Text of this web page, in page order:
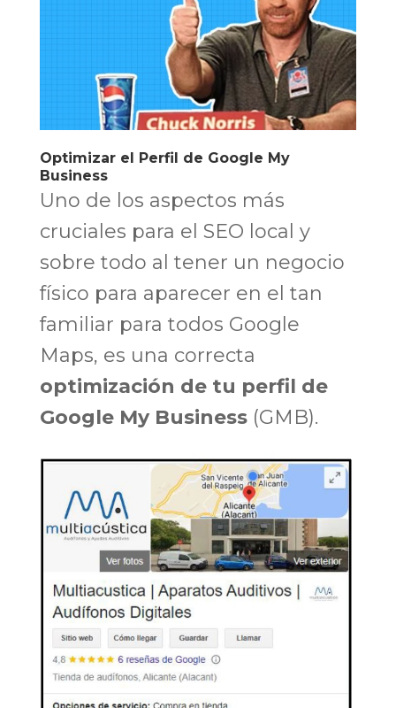
Optimizar el Perfil de Google My
Business
Uno de los aspectos más
cruciales para el SEO local y
sobre todo al tener un negocio
físico para aparecer en el tan
familiar para todos Google
Maps, es una correcta
optimización de tu perfil de
Google My Business(GMB).